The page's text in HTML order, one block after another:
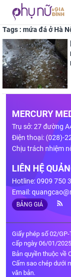
Tags : mứa đá ở Hà
MERCURY
Trụ sở: 27 đường
Điện thoại: (028)-
Chịu trách nhiệm
LIÊN HỆ
Hotline: 0909 750
Email:
BẢNG GIÁ
Giấy phép số 02/
cấp ngày 06/01/2025
Bản quyền thuộc về
Cấm sao chép dưới
văn bản.